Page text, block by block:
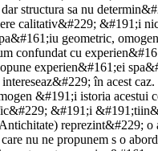
structura sa nu
calitativ&#229; &#191;i
geometric,
confundat cu
experien&#161;ei
în acest
&#191;i istoria acestui
&#191;i
reprezint&#229; o
nu ne propunem s o